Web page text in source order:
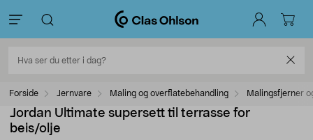
Forside Jernvare Maling og overflatebehandling Malingsfjerner
Jordan Ultimate supersett til terrasse for
beis/olje